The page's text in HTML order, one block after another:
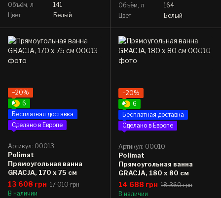
Объём, л
141
Цвет
Белый
Объём, л
164
Цвет
Белый
−20%
6
Бесплатная доставка
Сделано в Европе
Артикул: 00013
Polimat
Прямоугольная ванна
GRACJA, 170 x 75 см
13 608 грн 17 010 грн
В наличии
−20%
6
Бесплатная доставка
Сделано в Европе
Артикул: 00010
Polimat
Прямоугольная ванна
GRACJA, 180 x 80 см
14 688 грн 18 360 грн
В наличии